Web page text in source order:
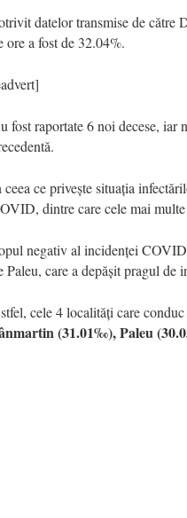
datelor transmise de către
ore a fost de 32.04%.
fost raportate 6 noi decese,
ceea ce privește situația
dintre care cele mai
negativ al incidenței
Paleu, care a depășit pragul
cele 4 localități care
(31.01‰), Paleu